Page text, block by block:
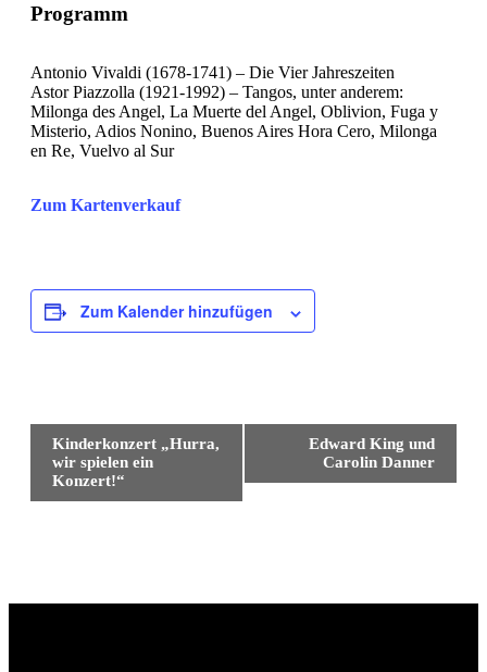
Programm
Antonio Vivaldi (1678-1741) – Die Vier Jahreszeiten
Astor Piazzolla (1921-1992) – Tangos, unter anderem:
Milonga des Angel, La Muerte del Angel, Oblivion, Fuga y
Misterio, Adios Nonino, Buenos Aires Hora Cero, Milonga
en Re, Vuelvo al Sur
Zum Kartenverkauf
Zum Kalender hinzufügen
Veranstaltung
Navigation
Kinderkonzert „Hurra,
wir spielen ein
Konzert!“
Edward King und
Carolin Danner